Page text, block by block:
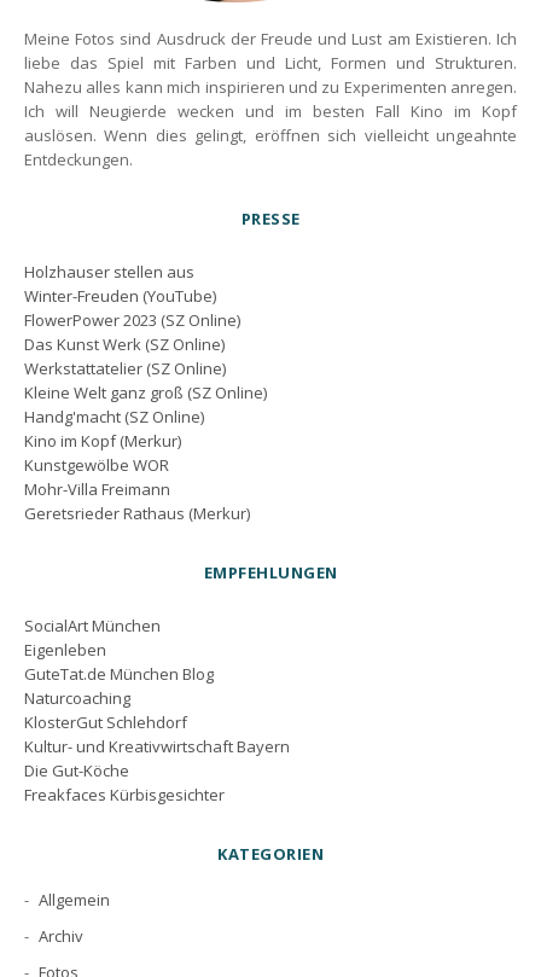
Meine Fotos sind Ausdruck der Freude und Lust am Existieren. Ich
liebe das Spiel mit Farben und Licht, Formen und Strukturen.
Nahezu alles kann mich inspirieren und zu Experimenten anregen.
Ich will Neugierde wecken und im besten Fall Kino im Kopf
auslösen. Wenn dies gelingt, eröffnen sich vielleicht ungeahnte
Entdeckungen.
PRESSE
Holzhauser stellen aus
Winter-Freuden (YouTube)
FlowerPower 2023 (SZ Online)
Das Kunst Werk (SZ Online)
Werkstattatelier (SZ Online)
Kleine Welt ganz groß (SZ Online)
Handg'macht (SZ Online)
Kino im Kopf (Merkur)
Kunstgewölbe WOR
Mohr-Villa Freimann
Geretsrieder Rathaus (Merkur)
EMPFEHLUNGEN
SocialArt München
Eigenleben
GuteTat.de München Blog
Naturcoaching
KlosterGut Schlehdorf
Kultur- und Kreativwirtschaft Bayern
Die Gut-Köche
Freakfaces Kürbisgesichter
KATEGORIEN
Allgemein
Archiv
Fotos